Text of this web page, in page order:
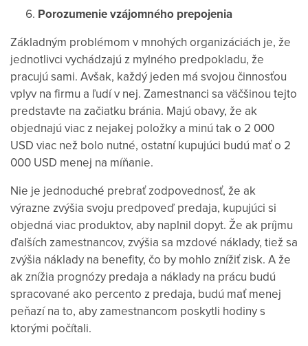
Porozumenie vzájomného prepojenia
Základným problémom v mnohých organizáciách je, že
jednotlivci vychádzajú z mylného predpokladu, že
pracujú sami. Avšak, každý jeden má svojou činnosťou
vplyv na firmu a ľudí v nej. Zamestnanci sa väčšinou tejto
predstavte na začiatku bránia. Majú obavy, že ak
objednajú viac z nejakej položky a minú tak o 2 000
USD viac než bolo nutné, ostatní kupujúci budú mať o 2
000 USD menej na míňanie.
Nie je jednoduché prebrať zodpovednosť, že ak
výrazne zvýšia svoju predpoveď predaja, kupujúci si
objedná viac produktov, aby naplnil dopyt. Že ak príjmu
ďalších zamestnancov, zvýšia sa mzdové náklady, tiež sa
zvýšia náklady na benefity, čo by mohlo znížiť zisk. A že
ak znížia prognózy predaja a náklady na prácu budú
spracované ako percento z predaja, budú mať menej
peňazí na to, aby zamestnancom poskytli hodiny s
ktorými počítali.